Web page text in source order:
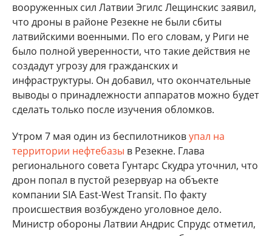
вооруженных сил Латвии Эгилс Лещинскис заявил,
что дроны в районе Резекне не были сбиты
латвийскими военными. По его словам, у Риги не
было полной уверенности, что такие действия не
создадут угрозу для гражданских и
инфраструктуры. Он добавил, что окончательные
выводы о принадлежности аппаратов можно будет
сделать только после изучения обломков.
Утром 7 мая один из беспилотниковупал на
территории нефтебазы в Резекне. Глава
регионального совета Гунтарс Скудра уточнил, что
дрон попал в пустой резервуар на объекте
компании SIA East-West Transit. По факту
происшествия возбуждено уголовное дело.
Министр обороны Латвии Андрис Спрудс отметил,